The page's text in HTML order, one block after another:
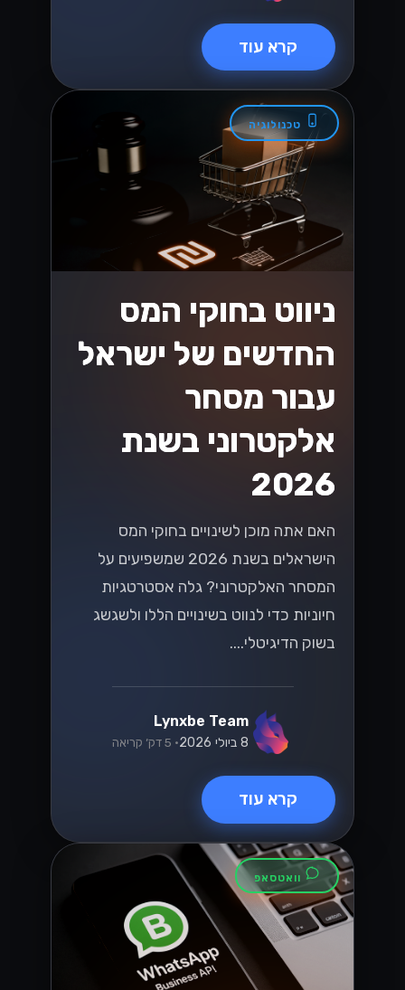
קרא עוד
טכנולוגיה
ניווט בחוקי המס
החדשים של ישראל
עבור מסחר
אלקטרוני בשנת
2026
האם אתה מוכן לשינויים בחוקי המס
הישראלים בשנת 2026 שמשפיעים על
המסחר האלקטרוני? גלה אסטרטגיות
חיוניות כדי לנווט בשינויים הללו ולשגשג
בשוק הדיגיטלי....
Lynxbe Team
8 ביולי 2026 • 5 דק׳ קריאה
קרא עוד
וואטסאפ